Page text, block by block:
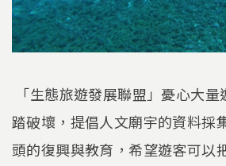
「生態旅遊發展聯盟」憂心大
踏破壞，提倡人文廟宇的資料採
頭的復興與教育，希望遊客可以